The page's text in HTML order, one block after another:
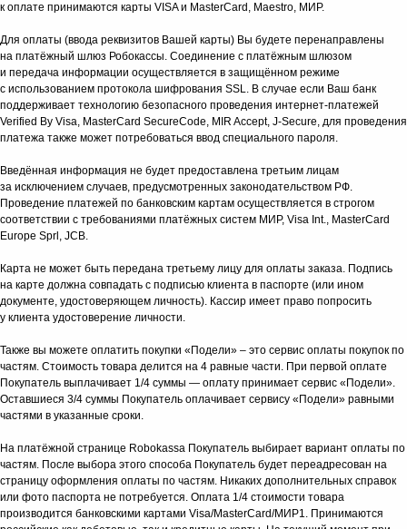
к оплате принимаются карты VISA и MasterCard, Maestro, МИР.
Для оплаты (ввода реквизитов Вашей карты) Вы будете перенаправлены
на платёжный шлюз Робокассы. Соединение с платёжным шлюзом
и передача информации осуществляется в защищённом режиме
с использованием протокола шифрования SSL. В случае если Ваш банк
поддерживает технологию безопасного проведения интернет-платежей
Verified By Visa, MasterCard SecureCode, MIR Accept, J-Secure, для проведения
платежа также может потребоваться ввод специального пароля.
Введённая информация не будет предоставлена третьим лицам
за исключением случаев, предусмотренных законодательством РФ.
Проведение платежей по банковским картам осуществляется в строгом
соответствии с требованиями платёжных систем МИР, Visa Int., MasterCard
Europe Sprl, JCB.
Карта не может быть передана третьему лицу для оплаты заказа. Подпись
на карте должна совпадать с подписью клиента в паспорте (или ином
документе, удостоверяющем личность). Кассир имеет право попросить
у клиента удостоверение личности.
Также вы можете оплатить покупки «Подели» – это сервис оплаты покупок по
частям. Стоимость товара делится на 4 равные части. При первой оплате
Покупатель выплачивает 1/4 суммы — оплату принимает сервис «Подели».
Оставшиеся 3/4 суммы Покупатель оплачивает сервису «Подели» равными
частями в указанные сроки.
На платёжной странице Robokassa Покупатель выбирает вариант оплаты по
частям. После выбора этого способа Покупатель будет переадресован на
страницу оформления оплаты по частям. Никаких дополнительных справок
или фото паспорта не потребуется. Оплата 1/4 стоимости товара
производится банковскими картами Visa/MasterCard/МИР1. Принимаются